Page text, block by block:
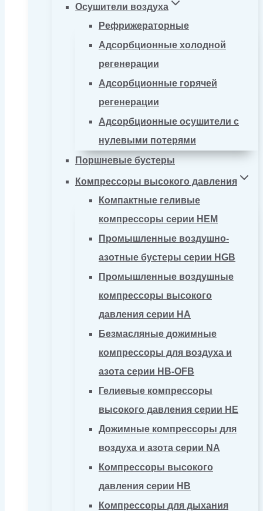
Осушители воздуха
Рефрижераторные
Адсорбционные холодной
регенерации
Адсорбционные горячей
регенерации
Адсорбционные осушители с
нулевыми потерями
Поршневые бустеры
Компрессоры высокого давления
Компактные геливые
компрессоры серии HEM
Промышленные воздушно-
азотные бустеры серии HGB
Промышленные воздушные
компрессоры высокого
давления серии HA
Безмасляные дожимные
компрессоры для воздуха и
азота серии HB-OFB
Гелиевые компрессоры
высокого давления серии HE
Дожимные компрессоры для
воздуха и азота серии NA
Компрессоры высокого
давления серии HB
Компрессоры для дыхания